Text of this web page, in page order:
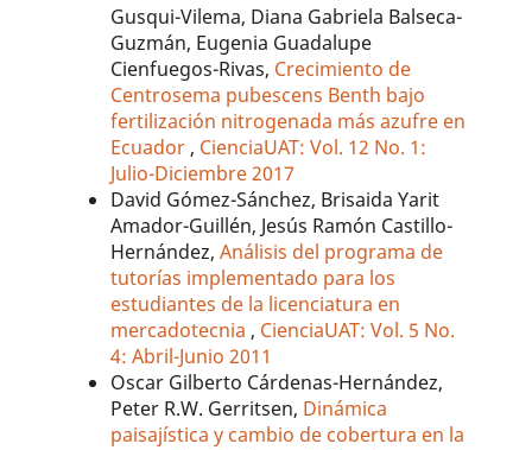
Gusqui-Vilema, Diana Gabriela Balseca-
Guzmán, Eugenia Guadalupe
Cienfuegos-Rivas, Crecimiento de
Centrosema pubescens Benth bajo
fertilización nitrogenada más azufre en
Ecuador , CienciaUAT: Vol. 12 No. 1:
Julio-Diciembre 2017
David Gómez-Sánchez, Brisaida Yarit
Amador-Guillén, Jesús Ramón Castillo-
Hernández,Análisis del programa de
tutorías implementado para los
estudiantes de la licenciatura en
mercadotecnia , CienciaUAT: Vol. 5 No.
4: Abril-Junio 2011
Oscar Gilberto Cárdenas-Hernández,
Peter R.W. Gerritsen, Dinámica
paisajística y cambio de cobertura en la